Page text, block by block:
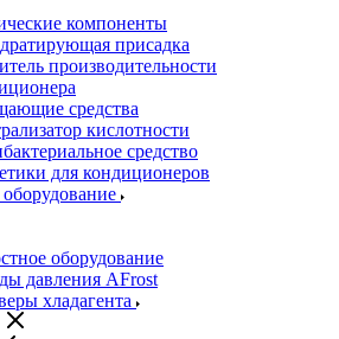
компоненты
присадка
производительности
средства
кислотности
средство
для кондиционеров
оборудование
давления AFrost
хладагента